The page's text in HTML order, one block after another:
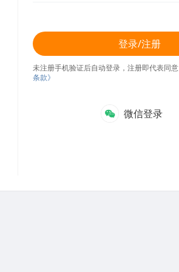
登录/注册
未注册手机验证后自动登录，注册即代表同意
条款》
微信登录